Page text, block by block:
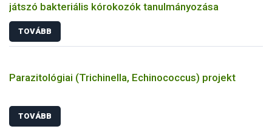
játszó bakteriális kórokozók tanulmányozása
TOVÁBB
Parazitológiai (Trichinella, Echinococcus) projekt
TOVÁBB